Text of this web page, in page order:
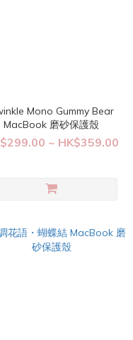
Mono Gummy Bear
MacBook 磨砂保護殼
~ HK$359.00